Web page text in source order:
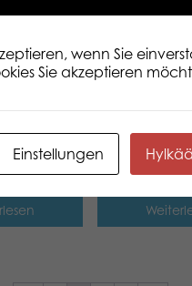
classic
Faith
classic
wenn Sie
Sie akzeptieren
Einstellungen Hylkää